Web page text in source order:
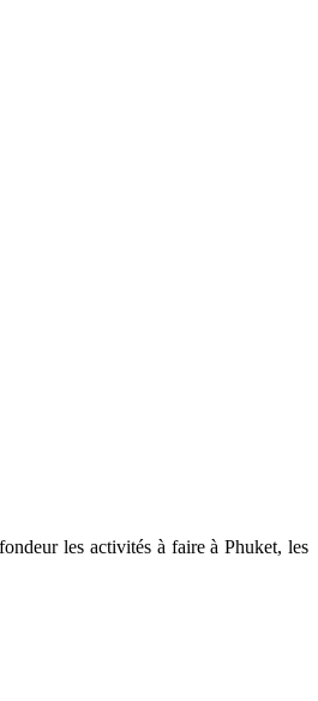
les activités à faire à Phuket, les